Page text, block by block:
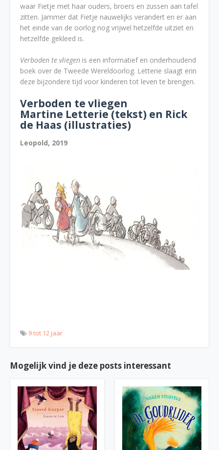
waar Fietje met haar ouders, broers en zussen aan tafel
zitten. Jammer dat Fietje nauwelijks verandert en er aan
het einde van de oorlog nog vrijwel hetzelfde uitziet en
hetzelfde gekleed is.
Verboden te vliegen is een informatief en onderhoudend
boek over de Tweede Wereldoorlog. Letterie slaagt erin
deze bijzondere tijd voor kinderen tot leven te brengen.
Verboden te vliegen
Martine Letterie (tekst) en Rick
de Haas (illustraties)
Leopold, 2019
9 tot 12 jaar
Mogelijk vind je deze posts interessant